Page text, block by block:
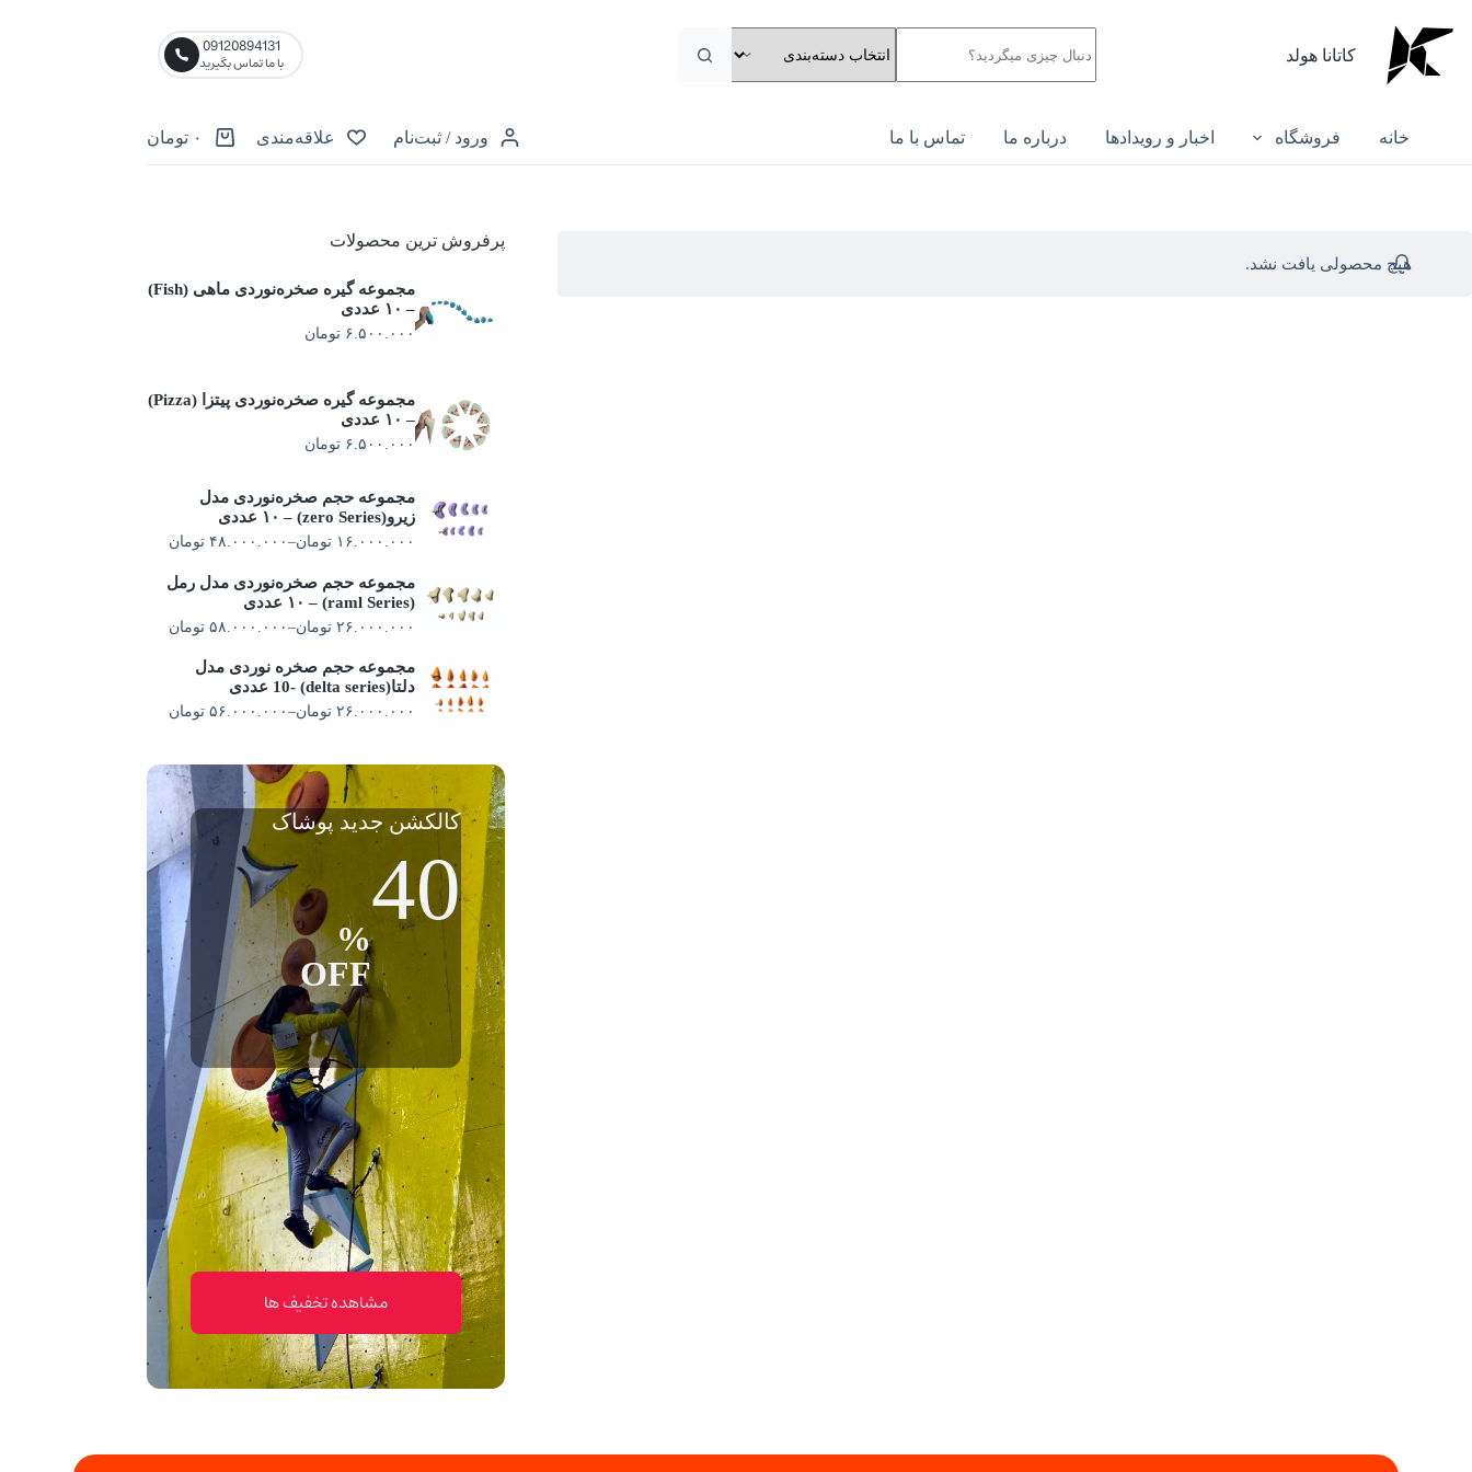
کاتانا هولد 09120894131
با ما تماس بگیرید
خانه فروشگاه اخبار و رویدادها درباره ما تماس با ما ورود / ثبت‌نام علاقه‌مندی ۰ تومان
هیچ محصولی یافت نشد.
پرفروش ترین محصولات
مجموعه گیره صخره‌نوردی ماهی (Fish)
– ۱۰ عددی
۶.۵۰۰.۰۰۰ تومان
مجموعه گیره صخره‌نوردی پیتزا (Pizza)
– ۱۰ عددی
۶.۵۰۰.۰۰۰ تومان
مجموعه حجم صخره‌نوردی مدل
زیرو(zero Series) – ۱۰ عددی
۱۶.۰۰۰.۰۰۰ تومان–۴۸.۰۰۰.۰۰۰ تومان
مجموعه حجم صخره‌نوردی مدل رمل
(raml Series) – ۱۰ عددی
۲۶.۰۰۰.۰۰۰ تومان–۵۸.۰۰۰.۰۰۰ تومان
مجموعه حجم صخره نوردی مدل
دلتا(delta series) -10 عددی
۲۶.۰۰۰.۰۰۰ تومان–۵۶.۰۰۰.۰۰۰ تومان
کالکشن جدید پوشاک
40
%
OFF
مشاهده تخفیف ها